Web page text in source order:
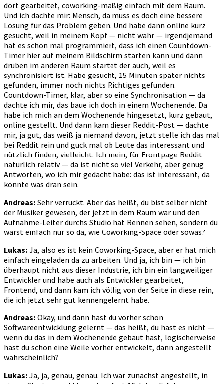
dort gearbeitet, coworking-mäßig einfach mit dem Raum.
Und ich dachte mir: Mensch, da muss es doch eine bessere
Lösung für das Problem geben. Und habe dann online kurz
gesucht, weil in meinem Kopf — nicht wahr — irgendjemand
hat es schon mal programmiert, dass ich einen Countdown-
Timer hier auf meinem Bildschirm starten kann und dann
drüben im anderen Raum startet der auch, weil es
synchronisiert ist. Habe gesucht, 15 Minuten später nichts
gefunden, immer noch nichts Richtiges gefunden.
Countdown-Timer, klar, aber so eine Synchronisation — da
dachte ich mir, das baue ich doch in einem Wochenende. Da
habe ich mich an dem Wochenende hingesetzt, kurz gebaut,
online gestellt. Und dann kam dieser Reddit-Post — dachte
mir, ja gut, das weiß ja niemand davon, jetzt stelle ich das mal
bei Reddit rein und guck mal ob Leute das interessant und
nützlich finden, vielleicht. Ich mein, für Frontpage Reddit
natürlich relativ — da ist nicht so viel Verkehr, aber genug
Antworten, wo ich mir gedacht habe: das ist interessant, da
könnte was dran sein.
Andreas: Sehr verrückt. Aber das heißt, du bist selber nicht
der Musiker gewesen, der jetzt in dem Raum war und den
Aufnahme-Leiter durchs Studio hat Rennen sehen, sondern du
warst einfach nur so da, wie Coworking-Space oder sowas?
Lukas: Ja, also es ist kein Coworking-Space, aber er hat mich
einfach eingeladen da zu arbeiten. Und ja, ich bin — ich bin
überhaupt nicht aus dieser Industrie, ich bin ein langweiliger
Entwickler und habe auch als Entwickler gearbeitet,
Frontend, und dann kam ich völlig von der Seite in diese rein,
die ich jetzt sehr gut kennengelernt habe.
Andreas: Okay, und dann hast du vorher schon
Softwareentwicklung gelernt — das heißt, du hast es nicht —
wenn du das in dem Wochenende gebaut hast, logischerweise
hast du schon eine Weile vorher entwickelt, dann angestellt
wahrscheinlich?
Lukas: Ja, ja, genau, genau. Ich war zunächst angestellt, in